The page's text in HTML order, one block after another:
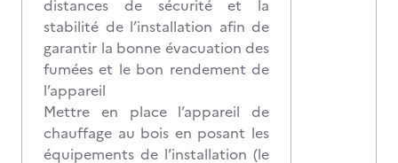
distances de sécurité et la
stabilité de l’installation afin de
garantir la bonne évacuation des
fumées et le bon rendement de
l’appareil
Mettre en place l’appareil de
chauffage au bois en posant les
équipements de l’installation (le